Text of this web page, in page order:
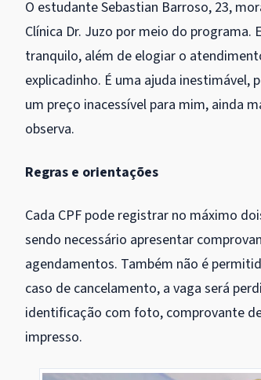
O estudante Sebastian Barroso, 23,
Clínica Dr. Juzo por meio do programa.
tranquilo, além de elogiar o
explicadinho. É uma ajuda inestimável,
um preço inacessível para mim, ainda
observa.
Regras e orientações
Cada CPF pode registrar no máximo
sendo necessário apresentar
agendamentos. Também não é
caso de cancelamento, a vaga será
identificação com foto, comprovante
impresso.